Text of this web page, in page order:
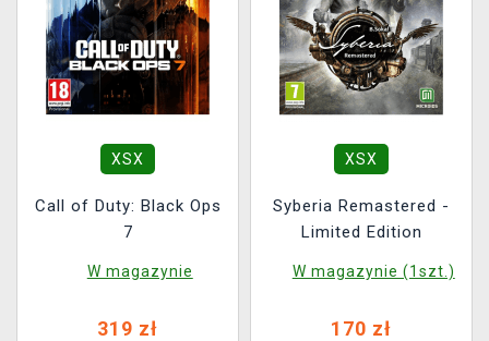
XSX
Call of Duty: Black Ops
7
W magazynie
319 zł
XSX
Syberia Remastered -
Limited Edition
W magazynie (1szt.)
170 zł